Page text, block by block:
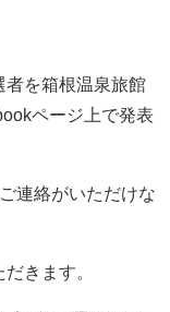
者を箱根温泉旅館
ページ上で発表
連絡がいただけな
きます。